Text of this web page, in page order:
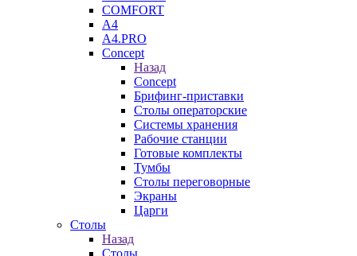
COMFORT
A4
A4.PRO
Concept
Назад
Concept
Брифинг-приставки
Столы операторские
Системы хранения
Рабочие станции
Готовые комплекты
Тумбы
Столы переговорные
Экраны
Царги
Столы
Назад
Столы